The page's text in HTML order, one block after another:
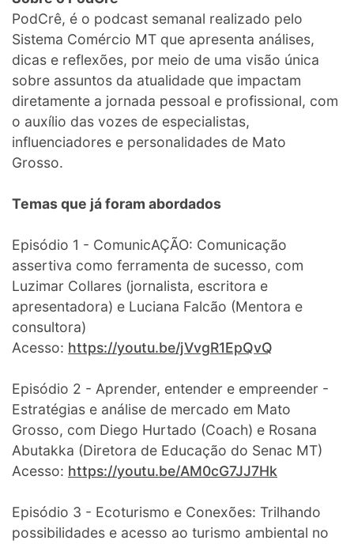
PodCrê, é o podcast semanal realizado pelo
Sistema Comércio MT que apresenta análises,
dicas e reflexões, por meio de uma visão única
sobre assuntos da atualidade que impactam
diretamente a jornada pessoal e profissional, com
o auxílio das vozes de especialistas,
influenciadores e personalidades de Mato
Grosso.
Temas que já foram abordados
Episódio 1 - ComunicAÇÃO: Comunicação
assertiva como ferramenta de sucesso, com
Luzimar Collares (jornalista, escritora e
apresentadora) e Luciana Falcão (Mentora e
consultora)
Acesso: https://youtu.be/jVvgR1EpQvQ
Episódio 2 - Aprender, entender e empreender -
Estratégias e análise de mercado em Mato
Grosso, com Diego Hurtado (Coach) e Rosana
Abutakka (Diretora de Educação do Senac MT)
Acesso: https://youtu.be/AM0cG7JJ7Hk
Episódio 3 - Ecoturismo e Conexões: Trilhando
possibilidades e acesso ao turismo ambiental no